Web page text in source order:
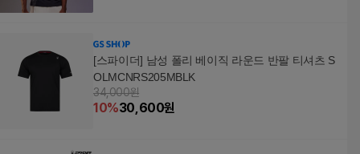
[스파이더] 남성 폴리 베이직 라운드 반팔 티셔츠 S
OLMCNRS205MBLK
34,000원
10%30,600원